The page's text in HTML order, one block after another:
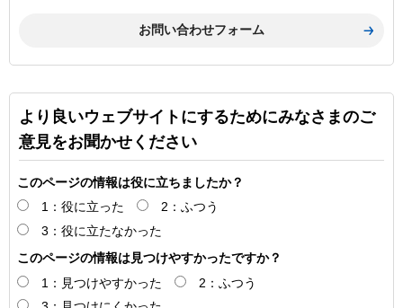
より良いウェブサイトにするためにみなさまのご
意見をお聞かせください
このページの情報は役に立ちましたか？
1：役に立った
2：ふつう
3：役に立たなかった
このページの情報は見つけやすかったですか？
1：見つけやすかった
2：ふつう